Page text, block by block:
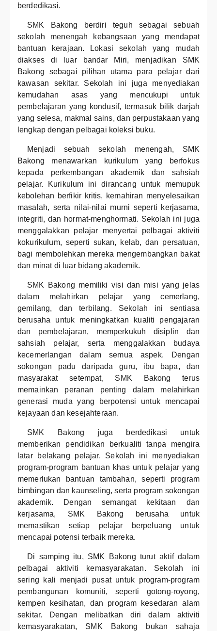
berdedikasi.
SMK Bakong berdiri teguh sebagai sebuah
sekolah menengah kebangsaan yang mendapat
bantuan kerajaan. Lokasi sekolah yang mudah
diakses di luar bandar Miri, menjadikan SMK
Bakong sebagai pilihan utama para pelajar dari
kawasan sekitar. Sekolah ini juga menyediakan
kemudahan asas yang mencukupi untuk
pembelajaran yang kondusif, termasuk bilik darjah
yang selesa, makmal sains, dan perpustakaan yang
lengkap dengan pelbagai koleksi buku.
Menjadi sebuah sekolah menengah, SMK
Bakong menawarkan kurikulum yang berfokus
kepada perkembangan akademik dan sahsiah
pelajar. Kurikulum ini dirancang untuk memupuk
kebolehan berfikir kritis, kemahiran menyelesaikan
masalah, serta nilai-nilai murni seperti kerjasama,
integriti, dan hormat-menghormati. Sekolah ini juga
menggalakkan pelajar menyertai pelbagai aktiviti
kokurikulum, seperti sukan, kelab, dan persatuan,
bagi membolehkan mereka mengembangkan bakat
dan minat di luar bidang akademik.
SMK Bakong memiliki visi dan misi yang jelas
dalam melahirkan pelajar yang cemerlang,
gemilang, dan terbilang. Sekolah ini sentiasa
berusaha untuk meningkatkan kualiti pengajaran
dan pembelajaran, memperkukuh disiplin dan
sahsiah pelajar, serta menggalakkan budaya
kecemerlangan dalam semua aspek. Dengan
sokongan padu daripada guru, ibu bapa, dan
masyarakat setempat, SMK Bakong terus
memainkan peranan penting dalam melahirkan
generasi muda yang berpotensi untuk mencapai
kejayaan dan kesejahteraan.
SMK Bakong juga berdedikasi untuk
memberikan pendidikan berkualiti tanpa mengira
latar belakang pelajar. Sekolah ini menyediakan
program-program bantuan khas untuk pelajar yang
memerlukan bantuan tambahan, seperti program
bimbingan dan kaunseling, serta program sokongan
akademik. Dengan semangat kekitaan dan
kerjasama, SMK Bakong berusaha untuk
memastikan setiap pelajar berpeluang untuk
mencapai potensi terbaik mereka.
Di samping itu, SMK Bakong turut aktif dalam
pelbagai aktiviti kemasyarakatan. Sekolah ini
sering kali menjadi pusat untuk program-program
pembangunan komuniti, seperti gotong-royong,
kempen kesihatan, dan program kesedaran alam
sekitar. Dengan melibatkan diri dalam aktiviti
kemasyarakatan, SMK Bakong bukan sahaja